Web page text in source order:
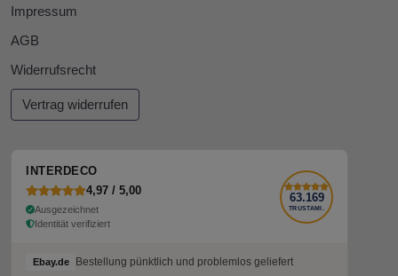
Impressum
AGB
Widerrufsrecht
Vertrag widerrufen
INTERDECO
4,97 / 5,00
Ausgezeichnet
Identität verifiziert
63.169
TRUSTAMI.
Ebay.de Bestellung pünktlich und problemlos geliefert